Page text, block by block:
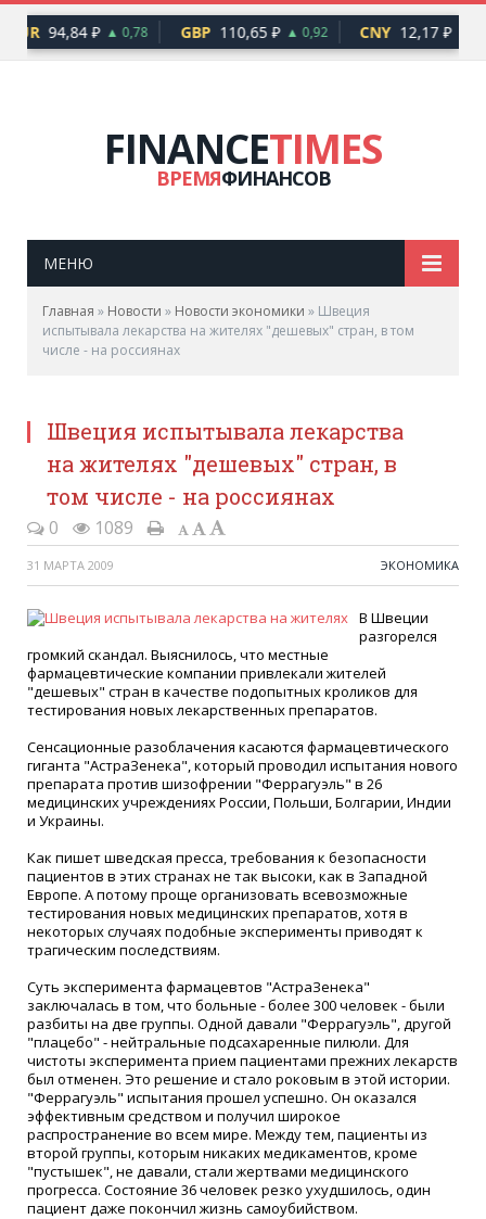
EUR 94,84 ₽ ▲ 0,78 GBP 110,65 ₽ ▲ 0,92 CNY 12,17 ₽
FINANCETIMES
ВРЕМЯФИНАНСОВ
МЕНЮ
Главная » Новости » Новости экономики » Швеция
испытывала лекарства на жителях "дешевых" стран, в том
числе - на россиянах
Швеция испытывала лекарства
на жителях "дешевых" стран, в
том числе - на россиянах
0 1089
31 МАРТА 2009 ЭКОНОМИКА
В Швеции
разгорелся
громкий скандал. Выяснилось, что местные
фармацевтические компании привлекали жителей
"дешевых" стран в качестве подопытных кроликов для
тестирования новых лекарственных препаратов.
Сенсационные разоблачения касаются фармацевтического
гиганта "АстраЗенека", который проводил испытания нового
препарата против шизофрении "Феррагуэль" в 26
медицинских учреждениях России, Польши, Болгарии, Индии
и Украины.
Как пишет шведская пресса, требования к безопасности
пациентов в этих странах не так высоки, как в Западной
Европе. А потому проще организовать всевозможные
тестирования новых медицинских препаратов, хотя в
некоторых случаях подобные эксперименты приводят к
трагическим последствиям.
Суть эксперимента фармацевтов "АстраЗенека"
заключалась в том, что больные - более 300 человек - были
разбиты на две группы. Одной давали "Феррагуэль", другой
"плацебо" - нейтральные подсахаренные пилюли. Для
чистоты эксперимента прием пациентами прежних лекарств
был отменен. Это решение и стало роковым в этой истории.
"Феррагуэль" испытания прошел успешно. Он оказался
эффективным средством и получил широкое
распространение во всем мире. Между тем, пациенты из
второй группы, которым никаких медикаментов, кроме
"пустышек", не давали, стали жертвами медицинского
прогресса. Состояние 36 человек резко ухудшилось, один
пациент даже покончил жизнь самоубийством.